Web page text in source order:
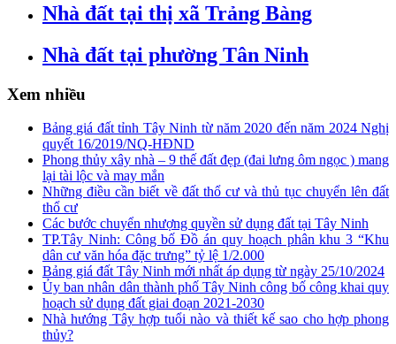
Nhà đất tại thị xã Trảng Bàng
Nhà đất tại phường Tân Ninh
Xem nhiều
Bảng giá đất tỉnh Tây Ninh từ năm 2020 đến năm 2024 Nghị
quyết 16/2019/NQ-HĐND
Phong thủy xây nhà – 9 thế đất đẹp (đai lưng ôm ngọc ) mang
lại tài lộc và may mắn
Những điều cần biết về đất thổ cư và thủ tục chuyển lên đất
thổ cư
Các bước chuyển nhượng quyền sử dụng đất tại Tây Ninh
TP.Tây Ninh: Công bố Đồ án quy hoạch phân khu 3 “Khu
dân cư văn hóa đặc trưng” tỷ lệ 1/2.000
Bảng giá đất Tây Ninh mới nhất áp dụng từ ngày 25/10/2024
Ủy ban nhân dân thành phố Tây Ninh công bố công khai quy
hoạch sử dụng đất giai đoạn 2021-2030
Nhà hướng Tây hợp tuổi nào và thiết kế sao cho hợp phong
thủy?